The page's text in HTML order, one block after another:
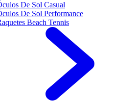
De Sol Casual
De Sol Performance
Beach Tennis